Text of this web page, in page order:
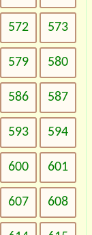
572 573
579 580
586 587
593 594
600 601
607 608